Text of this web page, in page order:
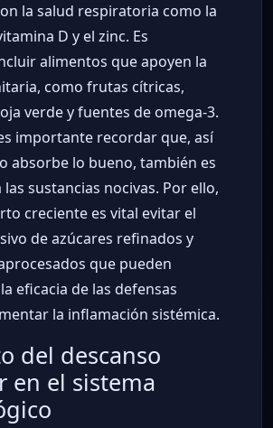
la salud respiratoria como la
D y el zinc. Es
alimentos que apoyen la
como frutas cítricas,
verde y fuentes de omega-3.
importante recordar que, así
absorbe lo bueno, también es
las sustancias nocivas. Por ello,
creciente es vital evitar el
de azúcares refinados y
que pueden
eficacia de las defensas
la inflamación sistémica.
del descanso
en el sistema